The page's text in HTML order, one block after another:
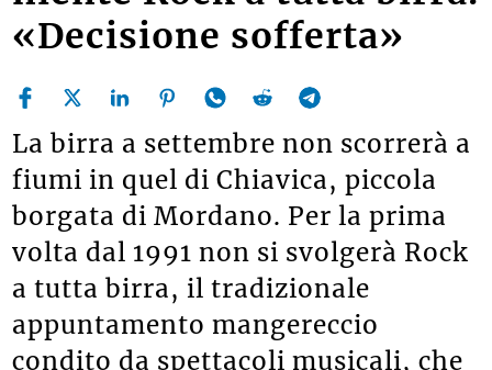
«Decisione sofferta»
La birra a settembre non scorrerà a
fiumi in quel di Chiavica, piccola
borgata di Mordano. Per la prima
volta dal 1991 non si svolgerà Rock
a tutta birra, il tradizionale
appuntamento mangereccio
condito da spettacoli musicali, che